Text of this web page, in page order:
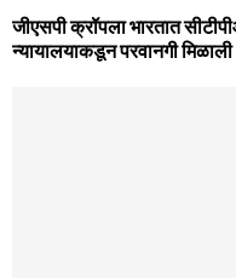
जीएसपी क्रॉपला भारतात
न्यायालयाकडून परवानगी मिळाली